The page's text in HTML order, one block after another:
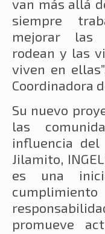
van más allá
siempre
mejorar las
rodean y las
viven en
Coordinadora
Su nuevo
las
influencia del
Jilamito,
es una
promueve